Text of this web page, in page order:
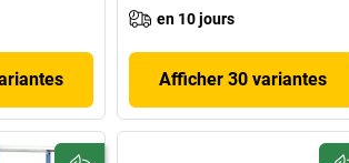
en 10 jours
Afficher 30 variantes